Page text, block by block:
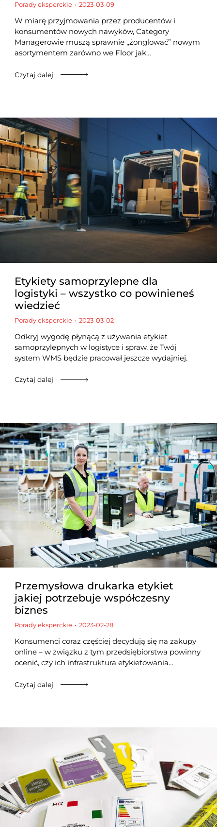
Porady eksperckie 2023-03-09
W miarę przyjmowania przez producentów i
konsumentów nowych nawyków, Category
Managerowie muszą sprawnie „żonglować” nowym
asortymentem zarówno we Floor jak…
Czytaj dalej
Etykiety samoprzylepne dla
logistyki – wszystko co powinieneś
wiedzieć
Porady eksperckie 2023-03-02
Odkryj wygodę płynącą z używania etykiet
samoprzylepnych w logistyce i spraw, że Twój
system WMS będzie pracował jeszcze wydajniej.
Czytaj dalej
Przemysłowa drukarka etykiet
jakiej potrzebuje współczesny
biznes
Porady eksperckie 2023-02-28
Konsumenci coraz częściej decydują się na zakupy
online – w związku z tym przedsiębiorstwa powinny
ocenić, czy ich infrastruktura etykietowania…
Czytaj dalej